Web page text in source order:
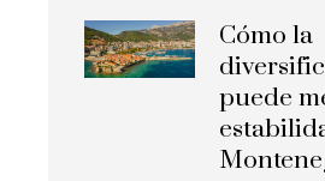
Cómo la
puede